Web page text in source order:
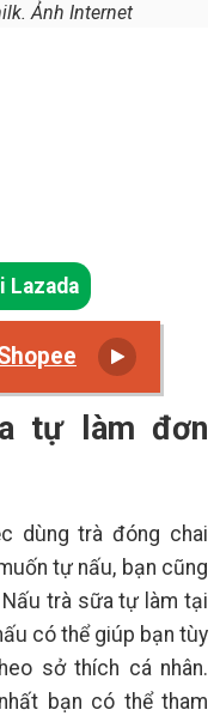
Ảnh Internet
Lazada
tự làm đơn
dùng trà đóng chai
tự nấu, bạn cũng
trà sữa tự làm tại
có thể giúp bạn tùy
sở thích cá nhân.
bạn có thể tham